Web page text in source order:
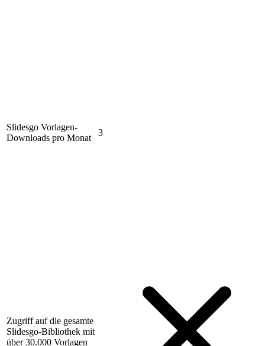
Slidesgo Vorlagen-
Downloads pro Monat
3
Zugriff auf die gesamte
Slidesgo-Bibliothek mit
über 30.000 Vorlagen